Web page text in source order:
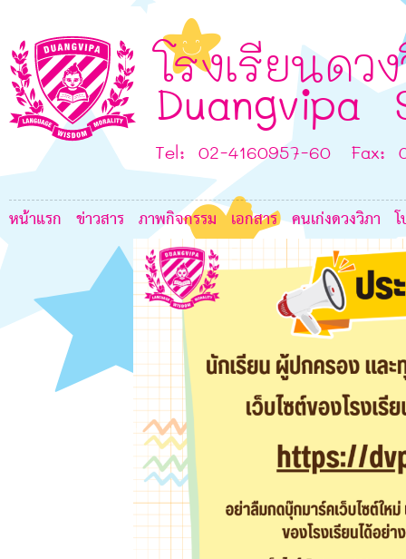
โรงเรียนดว
Duangvipa
Tel: 02-4160957-60 Fax:
หน้าแรก ข่าวสาร ภาพกิจกรรม เอกสาร คนเก่งดวงวิภา
87 6
K
G